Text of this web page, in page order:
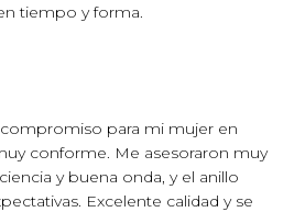
tiempo y forma.
para mi mujer en
conforme. Me asesoraron muy
y buena onda, y el anillo
Excelente calidad y se